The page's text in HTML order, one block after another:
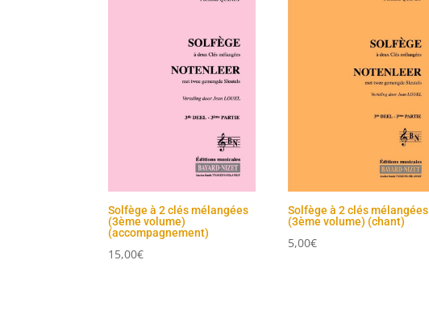
Solfège à 2 clés mélangées
(3ème volume)
(accompagnement)
15,00€
Solfège à 2 clés mélangées
(3ème volume) (chant)
5,00€